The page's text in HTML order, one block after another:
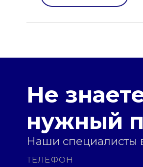
Не
нужный
Наши специалисты
ТЕЛЕФОН